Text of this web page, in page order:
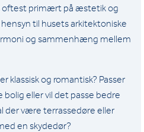
oftest primært på æstetik og
til husets arkitektoniske
og sammenhæng mellem
klassisk og romantisk? Passer
eller vil det passe bedre
der være terrassedøre eller
en skydedør?